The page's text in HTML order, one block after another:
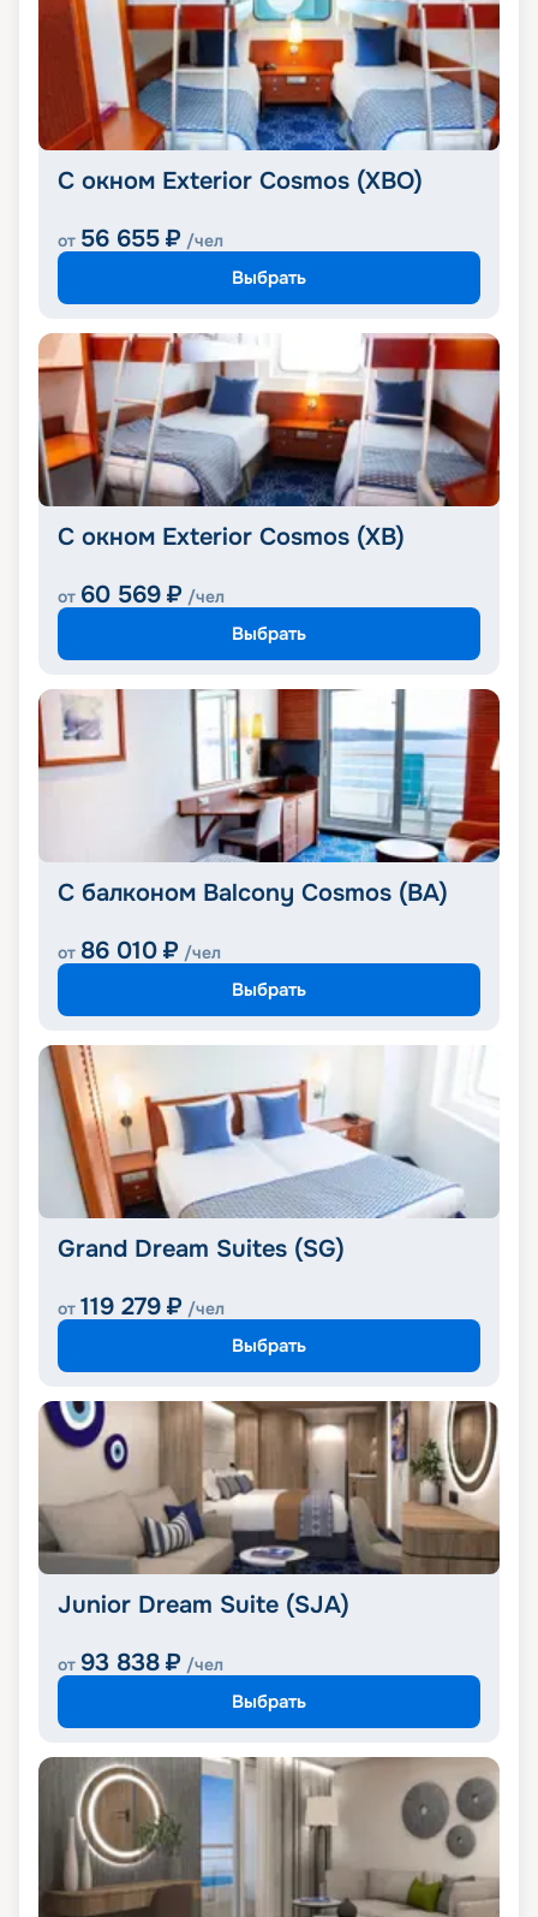
С окном Exterior Cosmos (XBO)
от 56 655 ₽ /чел
Выбрать
С окном Exterior Cosmos (XB)
от 60 569 ₽ /чел
Выбрать
С балконом Balcony Cosmos (BA)
от 86 010 ₽ /чел
Выбрать
Grand Dream Suites (SG)
от 119 279 ₽ /чел
Выбрать
Junior Dream Suite (SJA)
от 93 838 ₽ /чел
Выбрать